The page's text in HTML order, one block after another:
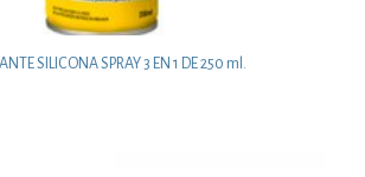
SILICONA SPRAY 3 EN 1 DE 250 ml.